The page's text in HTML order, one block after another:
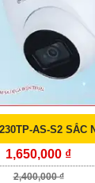
AS-S2 SẮC
1,650,000 ₫
2,400,000 ₫